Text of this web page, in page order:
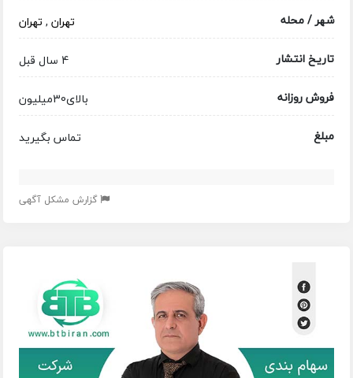
شهر / محله
تهران, تهران
تاریخ انتشار
4 سال قبل
فروش روزانه
بالای30میلیون
مبلغ
تماس بگیرید
گزارش مشکل آگهی